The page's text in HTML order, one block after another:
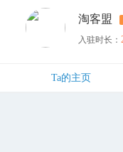
淘客盟
入驻时长：
Ta的主页